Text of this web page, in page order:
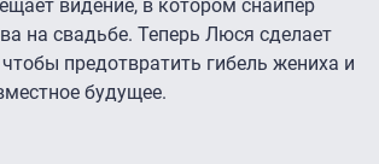
видение, в котором снайпер
на свадьбе. Теперь Люся сделает
предотвратить гибель жениха и
будущее.